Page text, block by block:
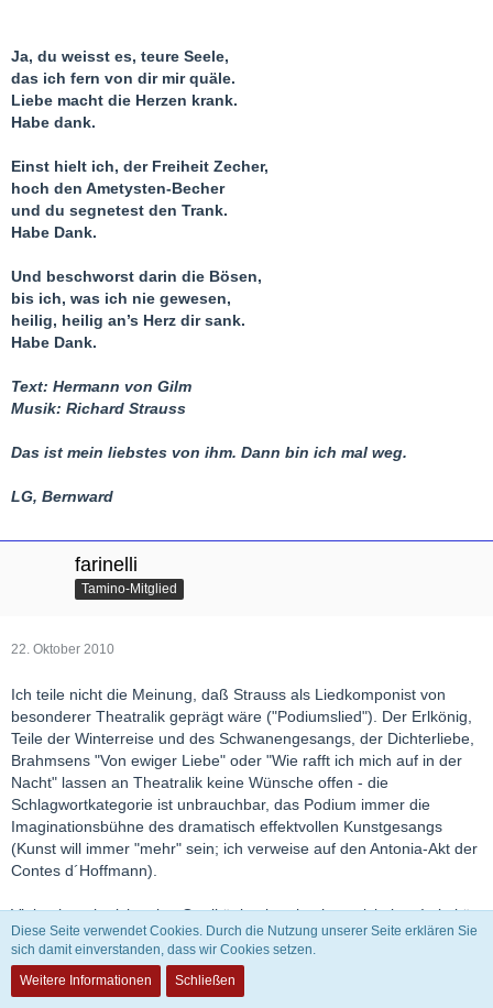
Ja, du weisst es, teure Seele,
das ich fern von dir mir quäle.
Liebe macht die Herzen krank.
Habe dank.
Einst hielt ich, der Freiheit Zecher,
hoch den Ametysten-Becher
und du segnetest den Trank.
Habe Dank.
Und beschworst darin die Bösen,
bis ich, was ich nie gewesen,
heilig, heilig an’s Herz dir sank.
Habe Dank.
Text: Hermann von Gilm
Musik: Richard Strauss
Das ist mein liebstes von ihm. Dann bin ich mal weg.
LG, Bernward
farinelli
Tamino-Mitglied
22. Oktober 2010
Ich teile nicht die Meinung, daß Strauss als Liedkomponist von
besonderer Theatralik geprägt wäre ("Podiumslied"). Der Erlkönig,
Teile der Winterreise und des Schwanengesangs, der Dichterliebe,
Brahmsens "Von ewiger Liebe" oder "Wie rafft ich mich auf in der
Nacht" lassen an Theatralik keine Wünsche offen - die
Schlagwortkategorie ist unbrauchbar, das Podium immer die
Imaginationsbühne des dramatisch effektvollen Kunstgesangs
(Kunst will immer "mehr" sein; ich verweise auf den Antonia-Akt der
Contes d´Hoffmann).
Vielmehr sehe ich seine Qualität in einer hochentwickelten Intimität,
ich denke z.B. an "Morgen". In einem andren Thread wurde gerade
dieses Lied unter "Jungendstilbanalität" und "Kitsch" abgetan, der
Text vernichtend bewertet. Ich möchte das Gegenteil behaupten -
Strauss hat Mackays Gedicht mit viel Sensibilität ausgewählt. Es
Diese Seite verwendet Cookies. Durch die Nutzung unserer Seite erklären Sie
sich damit einverstanden, dass wir Cookies setzen.
Weitere Informationen
Schließen